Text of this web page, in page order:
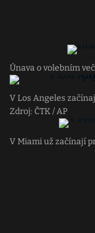
Únava o volebním
V Los Angeles
Zdroj: ČTK / AP
V Miami už začínají